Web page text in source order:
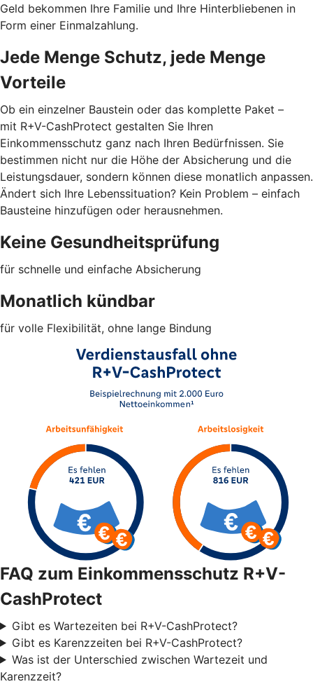
Geld bekommen Ihre Familie und Ihre Hinterbliebenen in
Form einer Einmalzahlung.
Jede Menge Schutz, jede Menge
Vorteile
Ob ein einzelner Baustein oder das komplette Paket –
mit R+V-CashProtect gestalten Sie Ihren
Einkommensschutz ganz nach Ihren Bedürfnissen. Sie
bestimmen nicht nur die Höhe der Absicherung und die
Leistungsdauer, sondern können diese monatlich anpassen.
Ändert sich Ihre Lebenssituation? Kein Problem – einfach
Bausteine hinzufügen oder herausnehmen.
Keine Gesundheitsprüfung
für schnelle und einfache Absicherung
Monatlich kündbar
für volle Flexibilität, ohne lange Bindung
FAQ zum Einkommensschutz R+V-
CashProtect
Gibt es Wartezeiten bei R+V-CashProtect?
Gibt es Karenzzeiten bei R+V-CashProtect?
Was ist der Unterschied zwischen Wartezeit und
Karenzzeit?